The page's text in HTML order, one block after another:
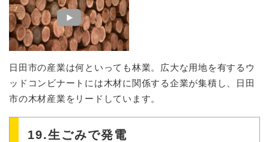
日田市の産業は何といっても林業。広大な用地を有するウ
ッドコンビナートには木材に関係する企業が集積し、日田
市の木材産業をリードしています。
19.生ごみで発電